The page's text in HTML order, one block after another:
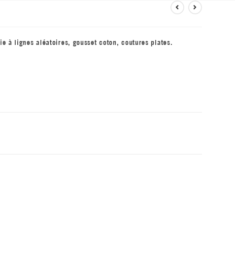
à lignes aléatoires, gousset coton, coutures plates.